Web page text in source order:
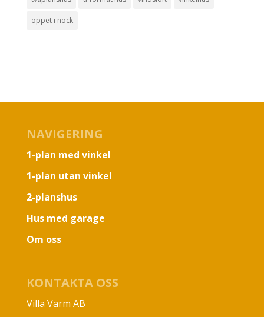
öppet i nock
NAVIGERING
1-plan med vinkel
1-plan utan vinkel
2-planshus
Hus med garage
Om oss
KONTAKTA OSS
Villa Varm AB